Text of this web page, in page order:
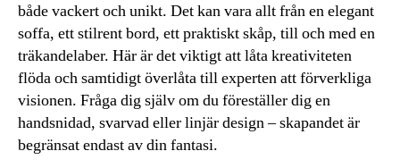
både vackert och unikt. Det kan vara allt från en elegant
soffa, ett stilrent bord, ett praktiskt skåp, till och med en
träkandelaber. Här är det viktigt att låta kreativiteten
flöda och samtidigt överlåta till experten att förverkliga
visionen. Fråga dig själv om du föreställer dig en
handsnidad, svarvad eller linjär design – skapandet är
begränsat endast av din fantasi.